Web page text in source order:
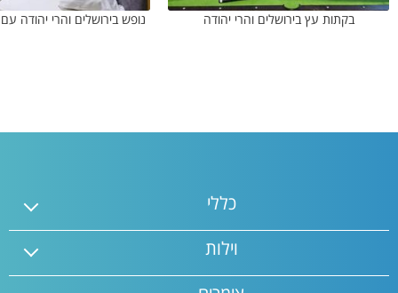
בקתות עץ בירושלים והרי יהודה נופש בירושלים והרי יהודה
כללי
וילות